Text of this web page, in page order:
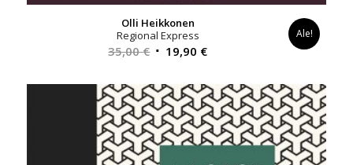
Olli Heikkonen
Regional Express
35,00€ Alkuperäinen
oli:
35,00 €.
19,90 €Nykyinen
on:
19,90 €.
Ale!